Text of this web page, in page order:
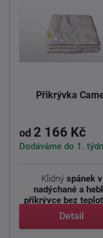
Přikrývka
od 2 166 Kč
Dodáváme do 1.
Klidný spánek v
nadýchané a
přikrývce bez
výkyvů. ...
Detail